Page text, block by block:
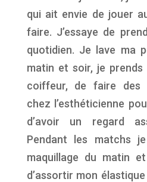
qui ait envie de jouer
faire. J’essaye de
quotidien. Je lave ma
matin et soir, je prends
coiffeur, de faire des
chez l’esthéticienne
d’avoir un regard
Pendant les matchs
maquillage du matin
d’assortir mon